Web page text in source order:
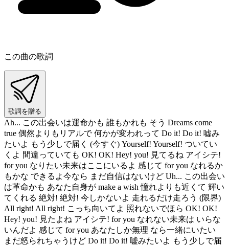
この曲の歌詞
歌詞を贈る
Ah... この出会いは運命かも 誰もかれも そう Dreams come
true 偶然よりもリアルで 何かが変われって Do it! Do it! 嘘み
たいよ もう少しで届く (今すぐ) Yourself! Yourself! ついてい
くよ 間違っていても OK! OK! Hey! you! 見てるね アイシテ!
for you なりたい未来はここにいるよ 感じて for you なれるか
もかな できるよ今なら まだ自信はないけど Uh... この出会い
は革命かも あなた自身が make a wish 憧れよりも近くて 輝い
てくれる 絶対! 絶対! 今しかないよ 走れるだけ走ろう (限界)
All right! All right! こっち向いてよ 照れないでほら OK! OK!
Hey! you! 見たよね アイシテ! for you なれない未来は いらな
いんだよ 感じて for you あなたしか無理 なら一緒にいたい
まだ怒られちゃうけど Do it! Do it! 嘘みたいよ もう少しで届